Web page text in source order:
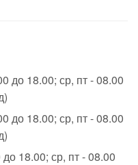
до 18.00; ср, пт - 08.00
до 18.00; ср, пт - 08.00
до 18.00; ср, пт - 08.00